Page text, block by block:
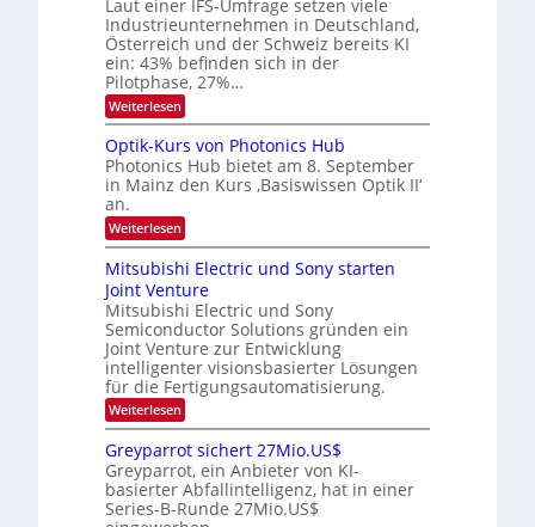
r
a
r
b
e
i
t
u
n
s
T
r
e
n
d
s
t
a
r
k
e
s
W
a
c
h
s
t
u
m
i
m
e
r
s
t
e
n
H
a
l
b
j
a
h
r
W
E
-
H
e
r
a
e
u
s
-
S
m
i
a
r
Laut einer IFS-Umfrage setzen viele
Industrieunternehmen in Deutschland,
Österreich und der Schweiz bereits KI
ein: 43% befinden sich in der
Pilotphase, 27%…
Weiterlesen:
K
-
E
i
s
a
t
z
n
i
m
m
t
i
n
d
e
D
A
C
H
-
Optik-Kurs von Photonics Hub
Photonics Hub bietet am 8. September
in Mainz den Kurs ‚Basiswissen Optik II‘
an.
Weiterlesen:
O
p
t
i
k
-
K
u
r
s
v
o
n
P
h
o
t
Mitsubishi Electric und Sony starten
Joint Venture
Mitsubishi Electric und Sony
Semiconductor Solutions gründen ein
Joint Venture zur Entwicklung
intelligenter visionsbasierter Lösungen
für die Fertigungsautomatisierung.
Weiterlesen:
M
t
s
u
b
Greyparrot sichert 27Mio.US$
Greyparrot, ein Anbieter von KI-
basierter Abfallintelligenz, hat in einer
Series-B-Runde 27Mio.US$